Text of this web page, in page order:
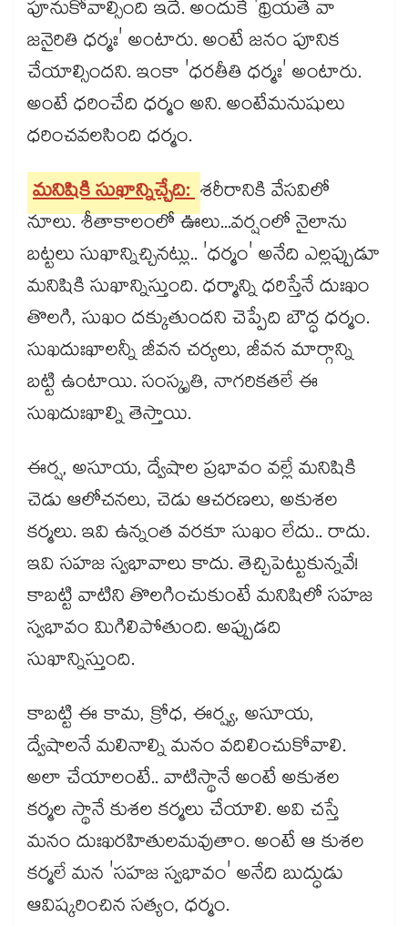
పూనుకోవాల్సింది ఇదే. అందుకే 'థ్రియతే వా
జనైరితి ధర్మః' అంటారు. అంటే జనం పూనిక
చేయాల్సిందని. ఇంకా 'ధరతీతి ధర్మః' అంటారు.
అంటే ధరించేది ధర్మం అని. అంటేమనుషులు
ధరించవలసింది ధర్మం.
మనిషికి సుఖాన్నిచ్చేది:శరీరానికి వేసవిలో
నూలు. శీతాకాలంలో ఊలు...వర్షంలో నైలాను
బట్టలు సుఖాన్నిచ్చినట్లు.. 'ధర్మం' అనేది ఎల్లప్పుడూ
మనిషికి సుఖాన్నిస్తుంది. ధర్మాన్ని ధరిస్తేనే దుఃఖం
తొలగి, సుఖం దక్కుతుందని చెప్పేది బౌద్ధ ధర్మం.
సుఖదుఃఖాలన్నీ జీవన చర్యలు, జీవన మార్గాన్ని
బట్టి ఉంటాయి. సంస్కృతి, నాగరికతలే ఈ
సుఖదుఃఖాల్ని తెస్తాయి.
ఈర్ష, అసూయ, ద్వేషాల ప్రభావం వల్లే మనిషికి
చెడు ఆలోచనలు, చెడు ఆచరణలు, అకుశల
కర్మలు. ఇవి ఉన్నంత వరకూ సుఖం లేదు.. రాదు.
ఇవి సహజ స్వభావాలు కాదు. తెచ్చిపెట్టుకున్నవే!
కాబట్టి వాటిని తొలగించుకుంటే మనిషిలో సహజ
స్వభావం మిగిలిపోతుంది. అప్పుడది
సుఖాన్నిస్తుంది.
కాబట్టి ఈ కామ, క్రోధ, ఈర్ష్య, అసూయ,
ద్వేషాలనే మలినాల్ని మనం వదిలించుకోవాలి.
అలా చేయాలంటే.. వాటిస్థానే అంటే అకుశల
కర్మల స్థానే కుశల కర్మలు చేయాలి. అవి చస్తే
మనం దుఃఖరహితులమవుతాం. అంటే ఆ కుశల
కర్మలే మన 'సహజ స్వభావం' అనేది బుద్ధుడు
ఆవిష్కరించిన సత్యం, ధర్మం.